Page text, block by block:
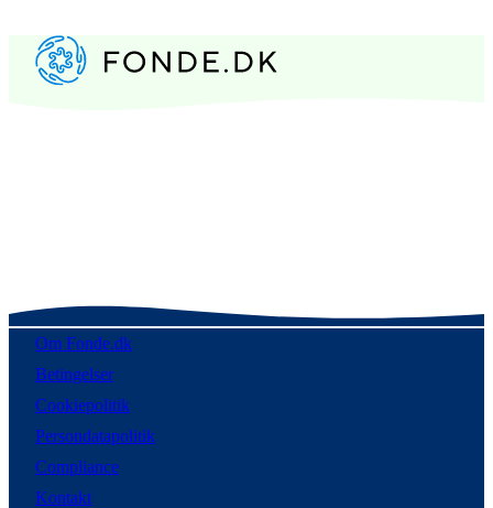
Om Fonde.dk
Betingelser
Cookiepolitik
Persondatapolitik
Compliance
Kontakt